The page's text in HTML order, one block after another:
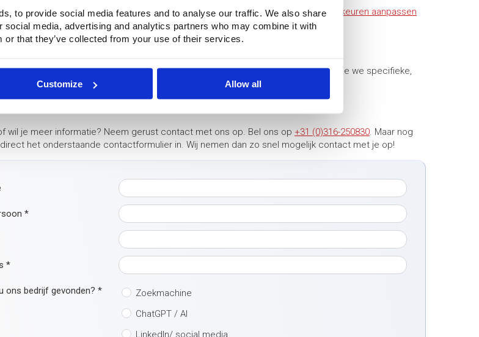
to provide social media features and to analyse our traffic. We also share
media, advertising and analytics partners who may combine it with
or that they’ve collected from your use of their services.
Customize Allow all
geblokkeerd omdat u geen marketingcookies heeft geaccepteerd.Cookievoorkeuren aanpassen
test om de sterkte en het rekgedrag te analyseren.
we veel ervaring in het zelf ontwerpen en bouwen van testopstellingen, waarmee we specifieke,
tests kunnen uitvoeren. Enkele voorbeelden:
wil je meer informatie? Neem gerust contact met ons op. Bel ons op +31 (0)316-250830. Maar nog
direct het onderstaande contactformulier in. Wij nemen dan zo snel mogelijk contact met je op!
*
*
ons bedrijf gevonden? *
Zoekmachine
ChatGPT / AI
LinkedIn/ social media